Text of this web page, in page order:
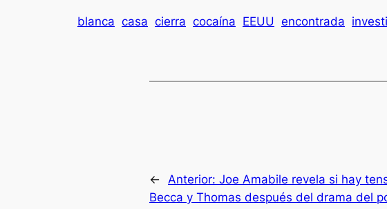
blanca casa cierra cocaína EEUU encontrada
← Anterior: Joe Amabile revela si hay
Becca y Thomas después del drama del